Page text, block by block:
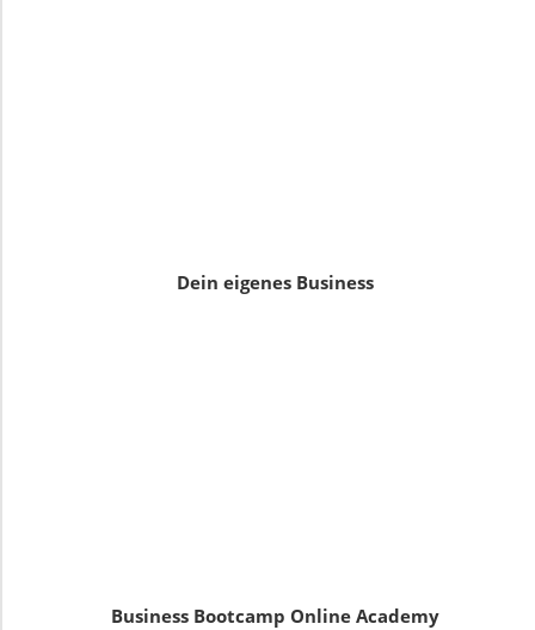
Dein eigenes Business
Business Bootcamp Online Academy